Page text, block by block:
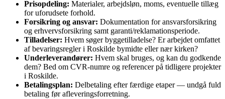
Prisopdeling: Materialer, arbejdsløn, moms, eventuelle tillæg
for uforudsete forhold.
Forsikring og ansvar: Dokumentation for ansvarsforsikring
og erhvervsforsikring samt garanti/reklamationsperiode.
Tilladelser: Hvem søger byggetilladelse? Er arbejdet omfattet
af bevaringsregler i Roskilde bymidte eller nær kirken?
Underleverandører: Hvem skal bruges, og kan du godkende
dem? Bed om CVR-numre og referencer på tidligere projekter
i Roskilde.
Betalingsplan: Delbetaling efter færdige etaper — undgå fuld
betaling før afleveringsforretning.